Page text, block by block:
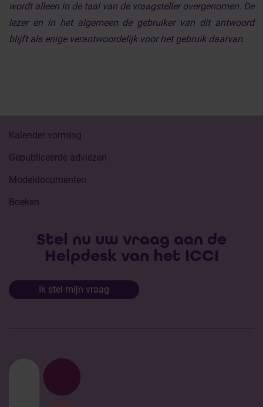
wordt alleen in de taal van de vraagsteller overgenomen. De
lezer en in het algemeen de gebruiker van dit antwoord
blijft als enige verantwoordelijk voor het gebruik daarvan.
Kalender vorming
Gepubliceerde adviezen
Modeldocumenten
Boeken
Stel nu uw vraag aan de
Helpdesk van het ICCI
Ik stel mijn vraag